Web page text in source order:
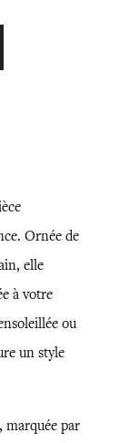
Ornée de
elle
à votre
ou
un style
marquée par